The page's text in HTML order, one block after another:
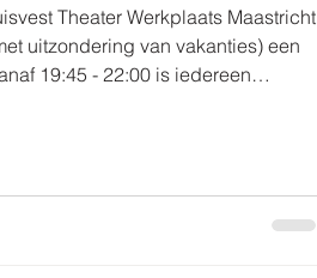
Theater Werkplaats Maastricht
uitzondering van vakanties) een
19:45 - 22:00 is iedereen